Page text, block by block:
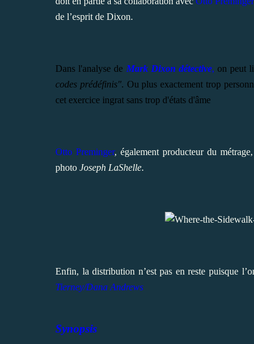
de l’esprit de Dixon.
Dans l'analyse de Mark Dixon détective, on peut
codes prédéfinis". Ou plus exactement trop
cet exercice ingrat sans trop d'états d'âme
Otto Preminger, également producteur du
photo Joseph LaShelle.
Enfin, la distribution n’est pas en reste puisque
Tierney/Dana Andrews
Synopsis